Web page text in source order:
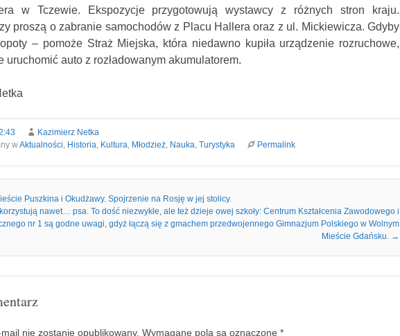
w Tczewie. Ekspozycje przygotowują wystawcy z różnych stron kraju.
proszą o zabranie samochodów z Placu Hallera oraz z ul. Mickiewicza. Gdyby
– pomoże Straż Miejska, która niedawno kupiła urządzenie rozruchowe,
uruchomić auto z rozładowanym akumulatorem.
Kazimierz Netka
wAktualności, Historia, Kultura, Młodzież, Nauka, Turystyka Permalink
Puszkina i Okudżawy. Spojrzenie na Rosję w jej stolicy.
nawet… psa. To dość niezwykłe, ale też dzieje owej szkoły: Centrum Kształcenia Zawodowego i
nr 1 są godne uwagi, gdyż łączą się z gmachem przedwojennego Gimnazjum Polskiego w Wolnym
Mieście Gdańsku. →
nie zostanie opublikowany. Wymagane pola są oznaczone *